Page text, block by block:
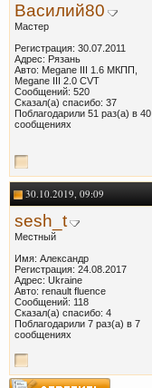
Василий80
Мастер
Регистрация: 30.07.2011
Адрес: Рязань
Авто: Megane III 1.6 МКПП,
Megane III 2.0 CVT
Сообщений: 520
Сказал(а) спасибо: 37
Поблагодарили 51 раз(а) в 40
сообщениях
30.10.2019, 09:09
sesh_t
Местный
Имя: Александр
Регистрация: 24.08.2017
Адрес: Ukraine
Авто: renault fluence
Сообщений: 118
Сказал(а) спасибо: 4
Поблагодарили 7 раз(а) в 7
сообщениях